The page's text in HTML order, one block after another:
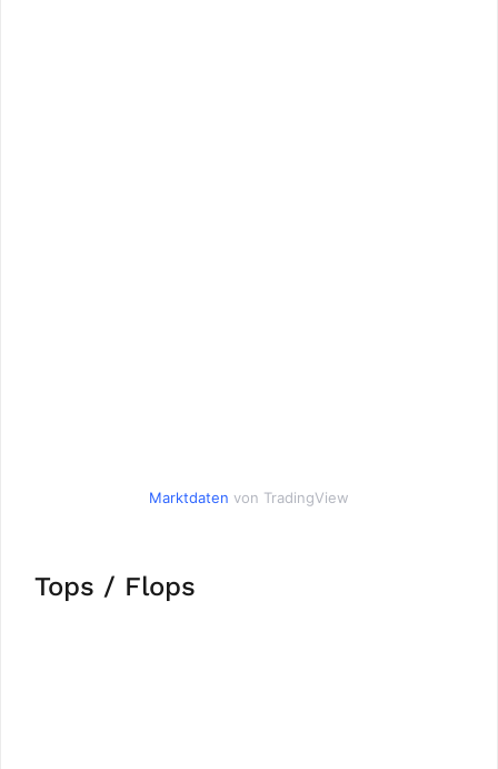
Marktdaten von TradingView
Tops / Flops